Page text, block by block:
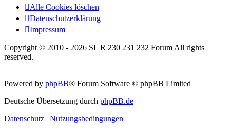
Alle Cookies löschen
Datenschutzerklärung
Impressum
Copyright © 2010 - 2026 SL R 230 231 232 Forum All rights
reserved.
Powered by phpBB® Forum Software © phpBB Limited
Deutsche Übersetzung durch phpBB.de
Datenschutz | Nutzungsbedingungen